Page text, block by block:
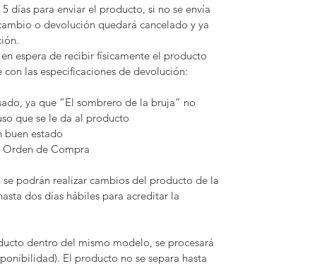
días para enviar el producto, si no se envía
o devolución quedará cancelado y ya
espera de recibir físicamente el producto
las especificaciones de devolución:
ya que “El sombrero de la bruja” no
que se le da al producto
buen estado
de Compra
podrán realizar cambios del producto de la
dos días hábiles para acreditar la
dentro del mismo modelo, se procesará
El producto no se separa hasta